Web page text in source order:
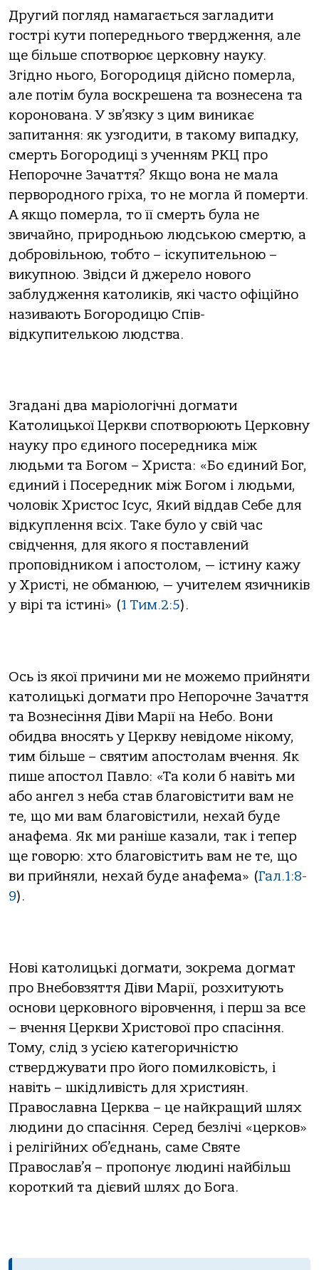
Другий погляд намагається загладити
гострі кути попереднього твердження, але
ще більше спотворює церковну науку.
Згідно нього, Богородиця дійсно померла,
але потім була воскрешена та вознесена та
коронована. У зв’язку з цим виникає
запитання: як узгодити, в такому випадку,
смерть Богородиці з ученням РКЦ про
Непорочне Зачаття? Якщо вона не мала
первородного гріха, то не могла й померти.
А якщо померла, то її смерть була не
звичайно, природньою людською смертю, а
добровільною, тобто – іскупительною –
викупною. Звідси й джерело нового
заблудження католиків, які часто офіційно
називають Богородицю Спів-
відкупителькою людства.
Згадані два маріологічні догмати
Католицької Церкви cпотворюють Церковну
науку про єдиного посередника між
людьми та Богом – Христа: «Бо єдиний Бог,
єдиний і Посередник мiж Богом i людьми,
чоловiк Христос Iсус, Який вiддав Себе для
вiдкуплення всiх. Таке було у свiй час
свiдчення, для якого я поставлений
проповiдником i апостолом, — iстину кажу
у Христi, не обманюю, — учителем язичникiв
у вiрi та iстинi» (1 Тим.2:5).
Ось із якої причини ми не можемо прийняти
католицькі догмати про Непорочне Зачаття
та Вознесіння Діви Марії на Небо. Вони
обидва вносять у Церкву невідоме нікому,
тим більше – святим апостолам вчення. Як
пише апостол Павло: «Та коли б навiть ми
або ангел з неба став благовiстити вам не
те, що ми вам благовiстили, нехай буде
анафема. Як ми ранiше казали, так i тепер
ще говорю: хто благовiстить вам не те, що
ви прийняли, нехай буде анафема» (Гал.1:8-
9).
Нові католицькі догмати, зокрема догмат
про Внебовзяття Діви Марії, розхитують
основи церковного віровчення, і перш за все
– вчення Церкви Христової про спасіння.
Тому, слід з усією категоричністю
стверджувати про його помилковість, і
навіть – шкідливість для християн.
Православна Церква – це найкращий шлях
людини до спасіння. Серед безлічі «церков»
і релігійних об’єднань, саме Святе
Православ’я – пропонує людині найбільш
короткий та дієвий шлях до Бога.